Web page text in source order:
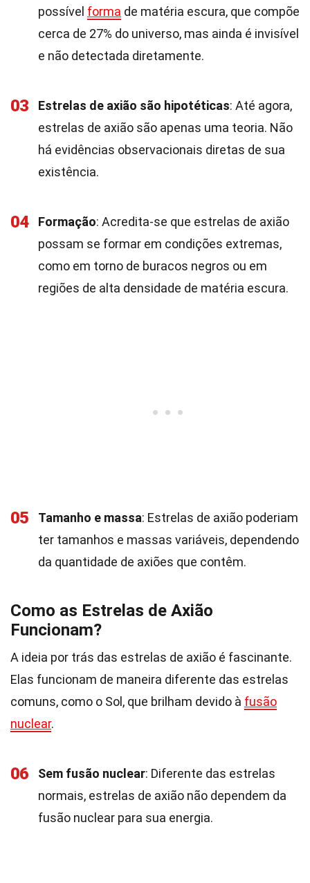
possível forma de matéria escura, que compõe
cerca de 27% do universo, mas ainda é invisível
e não detectada diretamente.
03 Estrelas de axião são hipotéticas: Até agora,
estrelas de axião são apenas uma teoria. Não
há evidências observacionais diretas de sua
existência.
04 Formação: Acredita-se que estrelas de axião
possam se formar em condições extremas,
como em torno de buracos negros ou em
regiões de alta densidade de matéria escura.
05 Tamanho e massa: Estrelas de axião poderiam
ter tamanhos e massas variáveis, dependendo
da quantidade de axiões que contêm.
Como as Estrelas de Axião
Funcionam?
A ideia por trás das estrelas de axião é fascinante.
Elas funcionam de maneira diferente das estrelas
comuns, como o Sol, que brilham devido à fusão
nuclear.
06 Sem fusão nuclear: Diferente das estrelas
normais, estrelas de axião não dependem da
fusão nuclear para sua energia.